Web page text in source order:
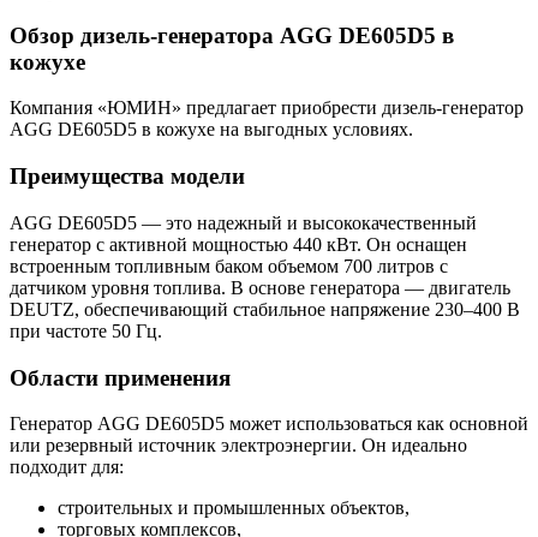
Обзор дизель-генератора AGG DE605D5 в
кожухе
Компания «ЮМИН» предлагает приобрести дизель-генератор
AGG DE605D5 в кожухе на выгодных условиях.
Преимущества модели
AGG DE605D5 — это надежный и высококачественный
генератор с активной мощностью 440 кВт. Он оснащен
встроенным топливным баком объемом 700 литров с
датчиком уровня топлива. В основе генератора — двигатель
DEUTZ, обеспечивающий стабильное напряжение 230–400 В
при частоте 50 Гц.
Области применения
Генератор AGG DE605D5 может использоваться как основной
или резервный источник электроэнергии. Он идеально
подходит для:
строительных и промышленных объектов,
торговых комплексов,